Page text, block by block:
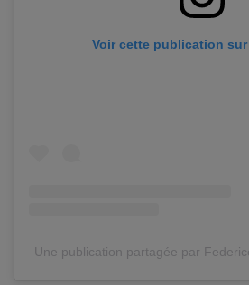
Voir cette publication
Une publication partagée par